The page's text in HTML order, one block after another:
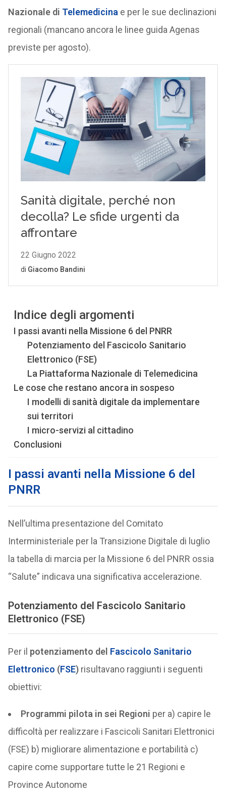
Nazionale di Telemedicina e per le sue declinazioni
regionali (mancano ancora le linee guida Agenas
previste per agosto).
Indice degli argomenti
I passi avanti nella Missione 6 del PNRR
Potenziamento del Fascicolo Sanitario
Elettronico (FSE)
La Piattaforma Nazionale di Telemedicina
Le cose che restano ancora in sospeso
I modelli di sanità digitale da implementare
sui territori
I micro-servizi al cittadino
Conclusioni
I passi avanti nella Missione 6 del
PNRR
Nell’ultima presentazione del Comitato
Interministeriale per la Transizione Digitale di luglio
la tabella di marcia per la Missione 6 del PNRR ossia
“Salute” indicava una significativa accelerazione.
Potenziamento del Fascicolo Sanitario
Elettronico (FSE)
Per il potenziamento del Fascicolo Sanitario
Elettronico (FSE)risultavano raggiunti i seguenti
obiettivi:
Programmi pilota in sei Regioni per a) capire le
difficoltà per realizzare i Fascicoli Sanitari Elettronici
(FSE) b) migliorare alimentazione e portabilità c)
capire come supportare tutte le 21 Regioni e
Province Autonome